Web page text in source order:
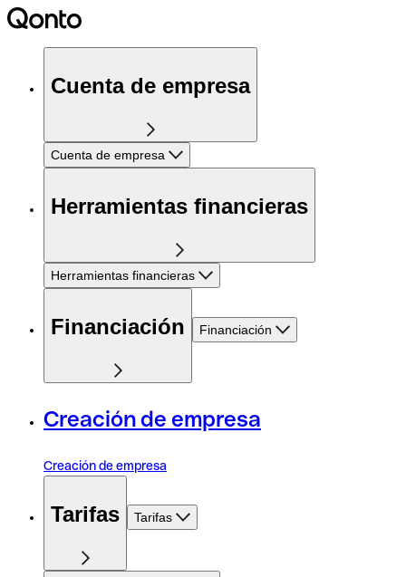
Cuenta de empresa
Cuenta de empresa
Herramientas financieras
Herramientas financieras
Financiación Financiación
Creación de empresa
Creación de empresa
Tarifas Tarifas